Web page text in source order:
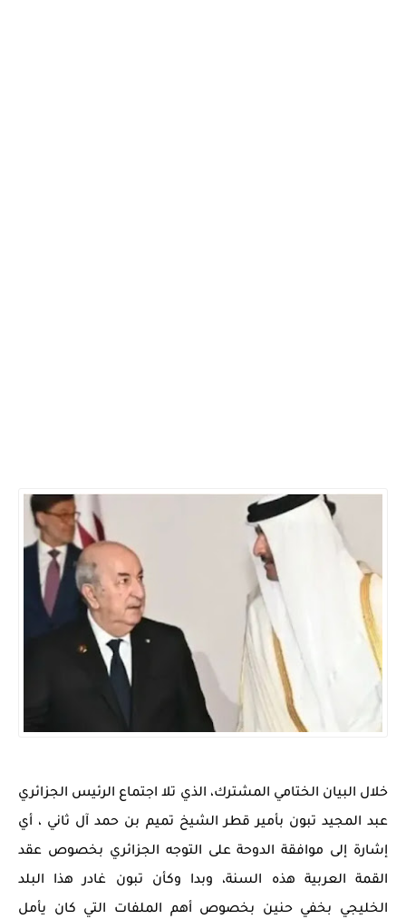
خلال البيان الختامي المشترك، الذي تلا اجتماع الرئيس الجزائري
عبد المجيد تبون بأمير قطر الشيخ تميم بن حمد آل ثاني ، أي
إشارة إلى موافقة الدوحة على التوجه الجزائري بخصوص عقد
القمة العربية هذه السنة، وبدا وكأن تبون غادر هذا البلد
الخليجي بخفي حنين بخصوص أهم الملفات التي كان يأمل